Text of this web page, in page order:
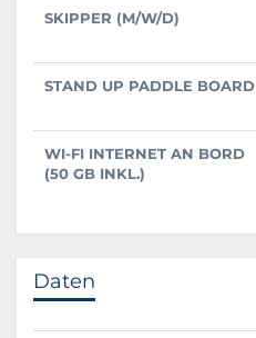
SKIPPER (M/W/D)
STAND UP PADDLE BOARD
WI-FI INTERNET AN BORD
(50 GB INKL.)
Daten